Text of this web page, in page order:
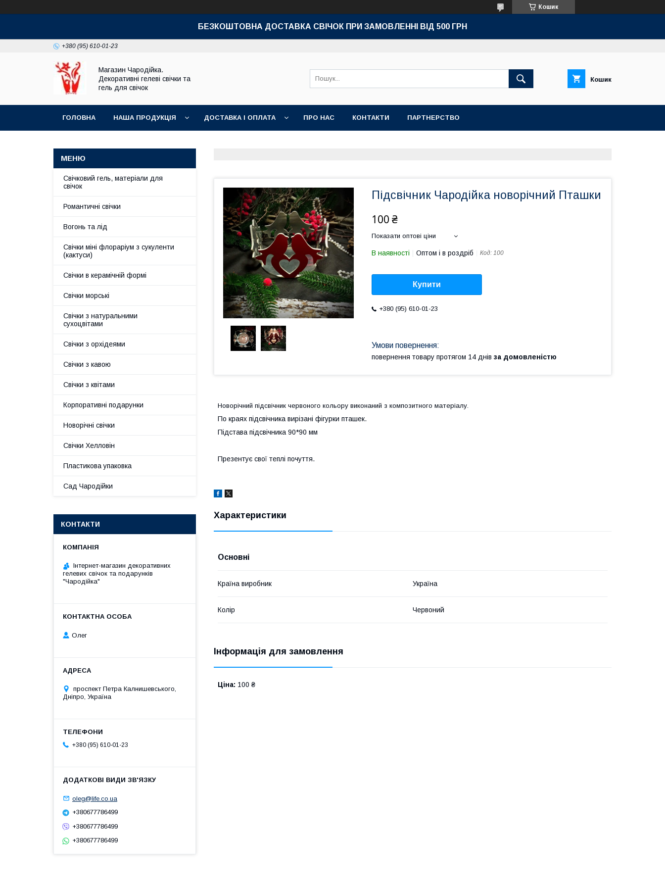
Кошик
БЕЗКОШТОВНА ДОСТАВКА СВІЧОК ПРИ ЗАМОВЛЕННІ ВІД 500 ГРН
+380 (95) 610-01-23
Магазин Чародійка.
Декоративні гелеві свічки та
гель для свічок
Кошик
ГОЛОВНА НАША ПРОДУКЦІЯ ДОСТАВКА І ОПЛАТА ПРО НАС КОНТАКТИ ПАРТНЕРСТВО
Підсвічник Чародійка новорічний Пташки
100 ₴
Показати оптові ціни
В наявності Оптом і в роздріб Код: 100
Купити
+380 (95) 610-01-23
повернення товару протягом 14 днів за домовленістю
Новорічний підсвічник червоного кольору виконаний з композитного матеріалу.
По краях підсвічника вирізані фігурки пташек.
Підстава підсвічника 90*90 мм
Презентує свої теплі почуття.
Характеристики
Основні
Країна виробник Україна
Колір Червоний
Інформація для замовлення
Ціна: 100 ₴
Свічковий гель, матеріали для
свічок
Романтичні свічки
Вогонь та лід
Свічки міні флораріум з сукуленти
(кактуси)
Свічки в керамічній формі
Свічки морські
Свічки з натуральними
сухоцвітами
Свічки з орхідеями
Свічки з кавою
Свічки з квітами
Корпоративні подарунки
Новорічні свічки
Свічки Хелловін
Пластикова упаковка
Сад Чародійки
КОНТАКТИ
Інтернет-магазин декоративних
гелевих свічок та подарунків
"Чародійка"
Олег
проспект Петра Калнишевського,
Дніпро, Україна
+380 (95) 610-01-23
oleg@life.co.ua
+380677786499
+380677786499
+380677786499